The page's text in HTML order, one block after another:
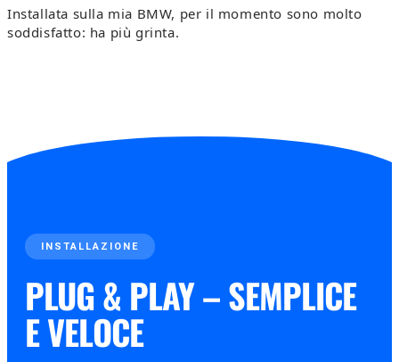
Installata sulla mia BMW, per il momento sono molto
soddisfatto: ha più grinta.
INSTALLAZIONE
PLUG & PLAY – SEMPLICE
E VELOCE